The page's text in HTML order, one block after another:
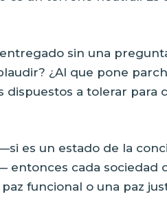
sin una
¿Al que pone
dispuestos a tolerar para
es un estado de la
entonces cada sociedad
funcional o una paz